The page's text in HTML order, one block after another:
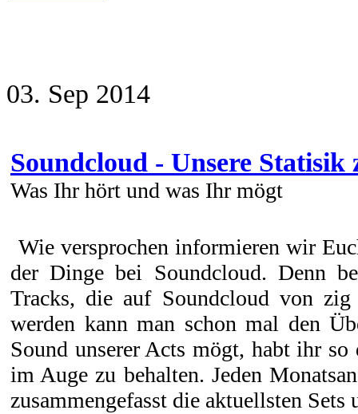
03. Sep 2014
Soundcloud - Unsere Statisik
Was Ihr hört und was Ihr mögt
Wie versprochen informieren wir
der Dinge bei Soundcloud. Denn
Tracks, die auf Soundcloud von
werden kann man schon mal den
Sound unserer Acts mögt, habt ihr
im Auge zu behalten. Jeden
zusammengefasst die aktuellsten Sets